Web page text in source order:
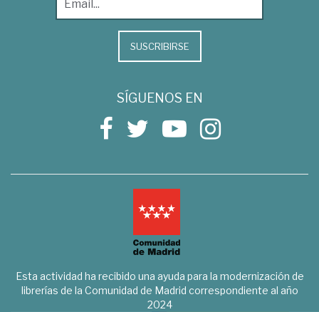
SUSCRIBIRSE
SÍGUENOS EN
Esta actividad ha recibido una ayuda para la modernización de
librerías de la Comunidad de Madrid correspondiente al año
2024